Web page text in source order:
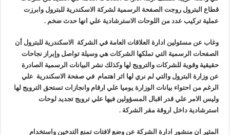
قطاع البترول روجت الصفحة الرسمية لشركة الاسكندرية للبترول وابرزت
عملية تركيب عدد من اللوحات الاسترشادية علي انها حدث ضخم .
وغاب عن مسئولين ادارة العلاقات العامة في الشركة الاسكندرية للبترول أن
الصفحات الرسمية التي تملكها الشركات هي وسيلة تواصل وإبراز نجاحات
حقيقية وقوية للشركات والترويج لها وكذلك نشر البيانات الرسمية الصادرة
عن وزارة البترول والتي لم نري لها اثر اهتمام في صفحة الاسكندرية علي
الرغم من احتواء بيانات الوزارة يوميا علي ارقام وانجازات تستحق الترويج لها
وليس الامر علي قدر اقبال المسؤولين فيها علي ترويج تجديد لوحات
استرشادية داخل اروقة مقر الشركة .
المثير ان منشور ادارة الشركة عن وضع لافتات تمنع التدخين واستخدام